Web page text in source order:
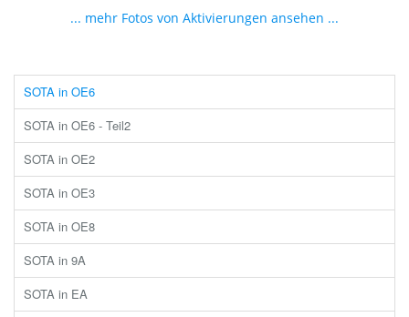
... mehr Fotos von Aktivierungen ansehen ...
SOTA in OE6
SOTA in OE6 - Teil2
SOTA in OE2
SOTA in OE3
SOTA in OE8
SOTA in 9A
SOTA in EA